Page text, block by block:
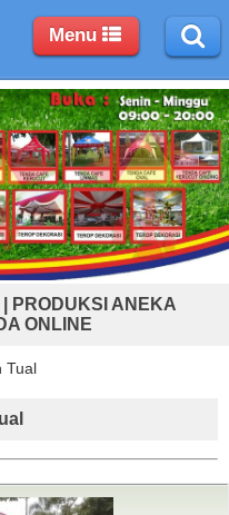
PRODUKSI ANEKA
ONLINE
Tual
Menu